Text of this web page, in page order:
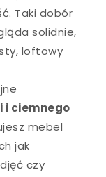
Taki dobór
solidnie,
loftowy
i ciemnego
mebel
jak
czy